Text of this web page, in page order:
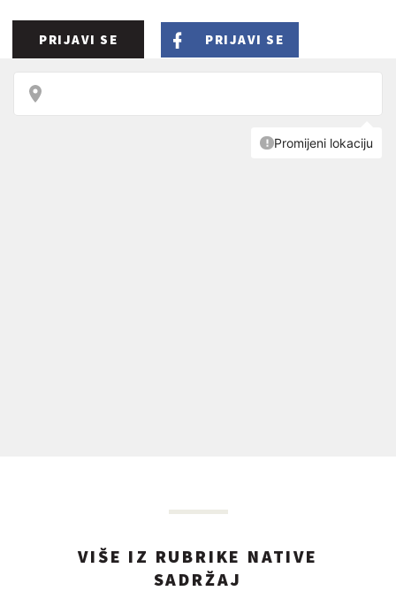
PRIJAVI SE PRIJAVI SE
VIŠE IZ RUBRIKE NATIVE
SADRŽAJ